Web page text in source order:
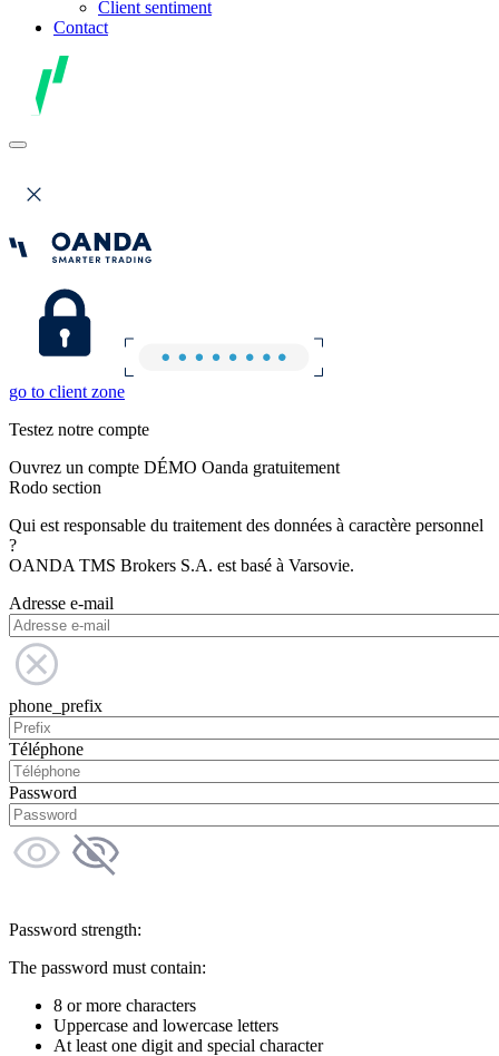
Client sentiment
Contact
go to client zone
Testez notre compte
Ouvrez un compte DÉMO Oanda gratuitement
Rodo section
Qui est responsable du traitement des données à caractère personnel
?
OANDA TMS Brokers S.A. est basé à Varsovie.
Adresse e-mail
phone_prefix
Téléphone
Password
Password strength:
The password must contain:
8 or more characters
Uppercase and lowercase letters
At least one digit and special character